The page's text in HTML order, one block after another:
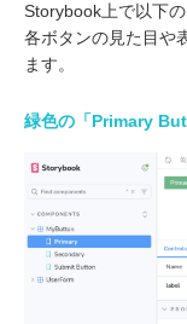
Storybook上で以下
各ボタンの見た目や
ます。
緑色の「Primary